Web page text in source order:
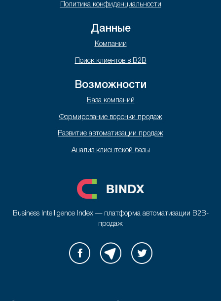
Политика конфиденциальности
Данные
Компании
Поиск клиентов в B2B
Возможности
База компаний
Формирование воронки продаж
Развитие автоматизации продаж
Анализ клиентской базы
Business Intelligence Index — платформа автоматизации B2B-
продаж